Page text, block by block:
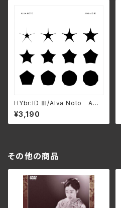
HYbr:ID Ⅲ/Alva Noto AMI
P-0364(仕様:CD)
¥3,190
その他の商品